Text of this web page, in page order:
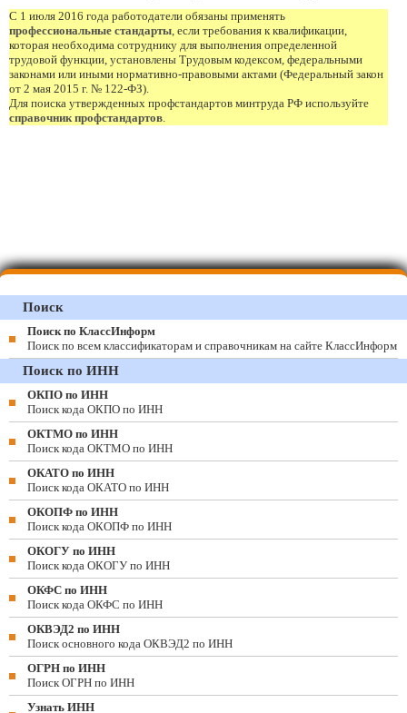
С 1 июля 2016 года работодатели обязаны применять
профессиональные стандарты, если требования к квалификации,
которая необходима сотруднику для выполнения определенной
трудовой функции, установлены Трудовым кодексом, федеральными
законами или иными нормативно-правовыми актами (Федеральный закон
от 2 мая 2015 г. № 122-ФЗ).
Для поиска утвержденных профстандартов минтруда РФ используйте
справочник профстандартов.
Поиск
Поиск по КлассИнформ
Поиск по всем классификаторам и справочникам на сайте КлассИнформ
Поиск по ИНН
ОКПО по ИНН
Поиск кода ОКПО по ИНН
ОКТМО по ИНН
Поиск кода ОКТМО по ИНН
ОКАТО по ИНН
Поиск кода ОКАТО по ИНН
ОКОПФ по ИНН
Поиск кода ОКОПФ по ИНН
ОКОГУ по ИНН
Поиск кода ОКОГУ по ИНН
ОКФС по ИНН
Поиск кода ОКФС по ИНН
ОКВЭД2 по ИНН
Поиск основного кода ОКВЭД2 по ИНН
ОГРН по ИНН
Поиск ОГРН по ИНН
Узнать ИНН